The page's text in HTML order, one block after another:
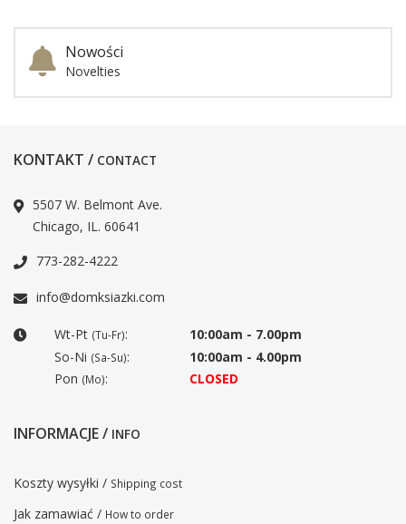
Nowości
Novelties
KONTAKT / CONTACT
5507 W. Belmont Ave.
Chicago, IL. 60641
773-282-4222
info@domksiazki.com
Wt-Pt (Tu-Fr):
10:00am - 7.00pm
So-Ni (Sa-Su):
10:00am - 4.00pm
Pon (Mo): CLOSED
INFORMACJE / INFO
Koszty wysyłki / Shipping cost
Jak zamawiać / How to order